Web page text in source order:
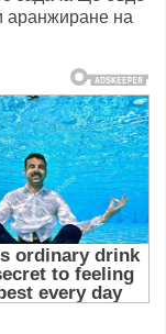
аранжиране на